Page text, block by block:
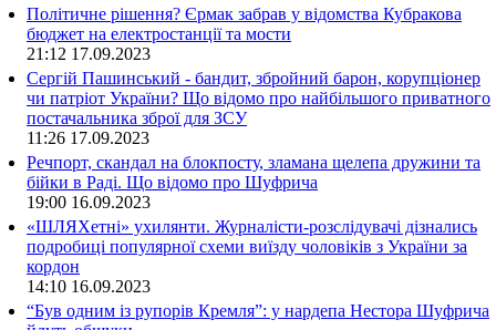
Політичне рішення? Єрмак забрав у відомства Кубракова
бюджет на електростанції та мости
21:12 17.09.2023
Сергій Пашинський - бандит, збройний барон, корупціонер
чи патріот України? Що відомо про найбільшого приватного
постачальника зброї для ЗСУ
11:26 17.09.2023
Речпорт, скандал на блокпосту, зламана щелепа дружини та
бійки в Раді. Що відомо про Шуфрича
19:00 16.09.2023
«ШЛЯХетні» ухилянти. Журналісти-розслідувачі дізнались
подробиці популярної схеми виїзду чоловіків з України за
кордон
14:10 16.09.2023
“Був одним із рупорів Кремля”: у нардепа Нестора Шуфрича